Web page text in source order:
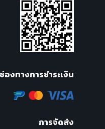
ช่องทางการชำระเงิน
การจัดส่ง